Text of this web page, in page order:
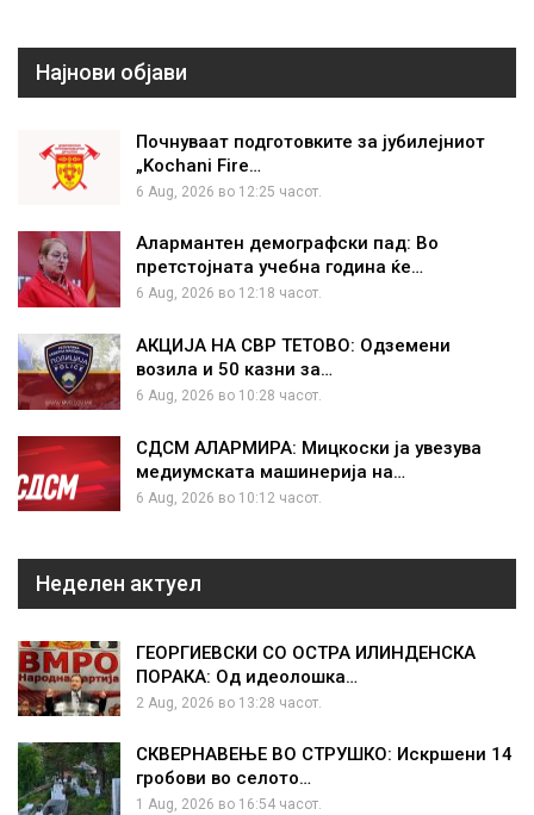
Најнови објави
Почнуваат подготовките за јубилејниот
„Kochani Fire…
6 Aug, 2026 во 12:25 часот.
Алармантен демографски пад: Во
претстојната учебна година ќе…
6 Aug, 2026 во 12:18 часот.
АКЦИЈА НА СВР ТЕТОВО: Одземени
возила и 50 казни за…
6 Aug, 2026 во 10:28 часот.
СДСМ АЛАРМИРА: Мицкоски ја увезува
медиумската машинерија на…
6 Aug, 2026 во 10:12 часот.
Неделен актуел
ГЕОРГИЕВСКИ СО ОСТРА ИЛИНДЕНСКА
ПОРАКА: Од идеолошка…
2 Aug, 2026 во 13:28 часот.
СКВЕРНАВЕЊЕ ВО СТРУШКО: Искршени 14
гробови во селото…
1 Aug, 2026 во 16:54 часот.